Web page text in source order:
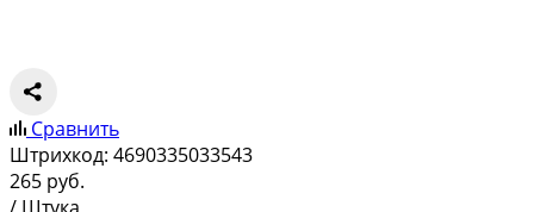
Сравнить
Штрихкод: 4690335033543
265 руб.